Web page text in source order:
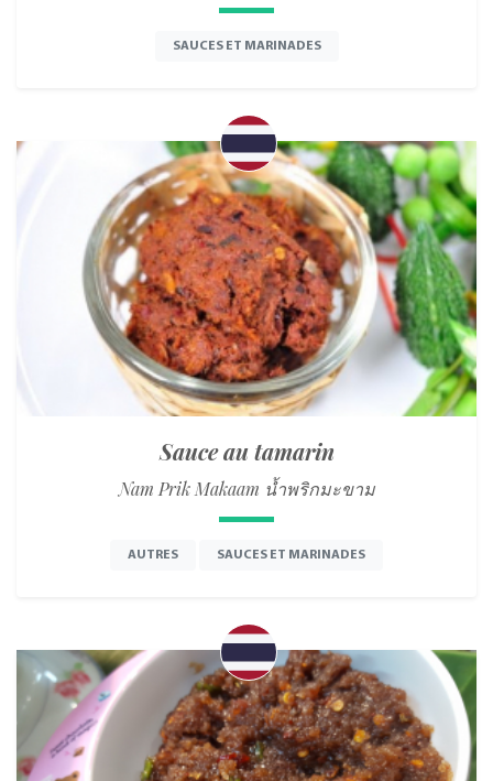
SAUCES ET MARINADES
Sauce au tamarin
Nam Prik Makaam น้ำพริกมะขาม
AUTRES SAUCES ET MARINADES